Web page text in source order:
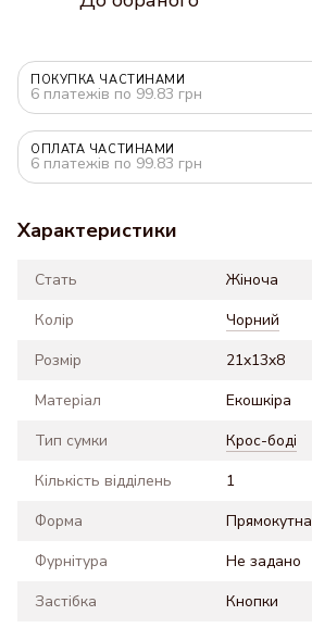
ПОКУПКА ЧАСТИНАМИ
6 платежів по 99.83 грн
ОПЛАТА ЧАСТИНАМИ
6 платежів по 99.83 грн
Характеристики
Стать
Жіноча
Колір
Чорний
Розмір
21x13x8
Матеріал
Екошкіра
Тип сумки
Крос-боді
Кількість відділень
1
Форма
Прямокутна
Фурнітура
Не задано
Застібка
Кнопки